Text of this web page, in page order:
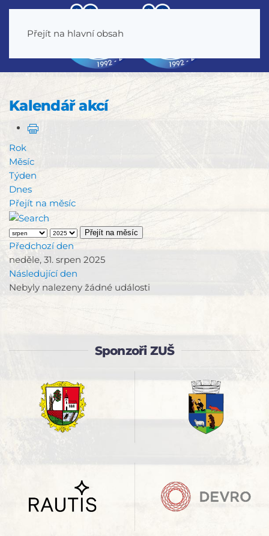
Přejít na hlavní obsah
Kalendář akcí
Rok
Měsíc
Týden
Dnes
Přejít na měsíc
Přejít na měsíc
Předchozí den
neděle, 31. srpen 2025
Následující den
Nebyly nalezeny žádné události
Sponzoři ZUŠ